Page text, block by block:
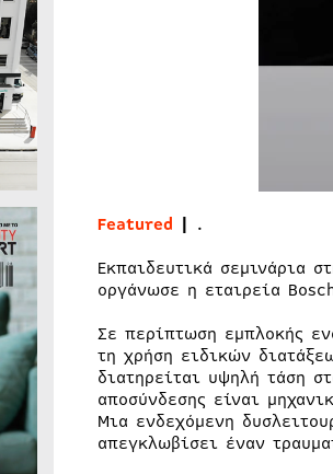
Featured | .
Eκπαιδευτικά σεμινάρια
οργάνωσε η εταιρεία
Σε περίπτωση εμπλοκής
τη χρήση ειδικών
διατηρείται υψηλή τάση
αποσύνδεσης είναι
Μια ενδεχόμενη
απεγκλωβίσει έναν